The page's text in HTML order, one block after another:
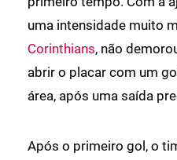
uma intensidade muito
Corinthians, não
abrir o placar com um
área, após uma saída
Após o primeiro gol, o